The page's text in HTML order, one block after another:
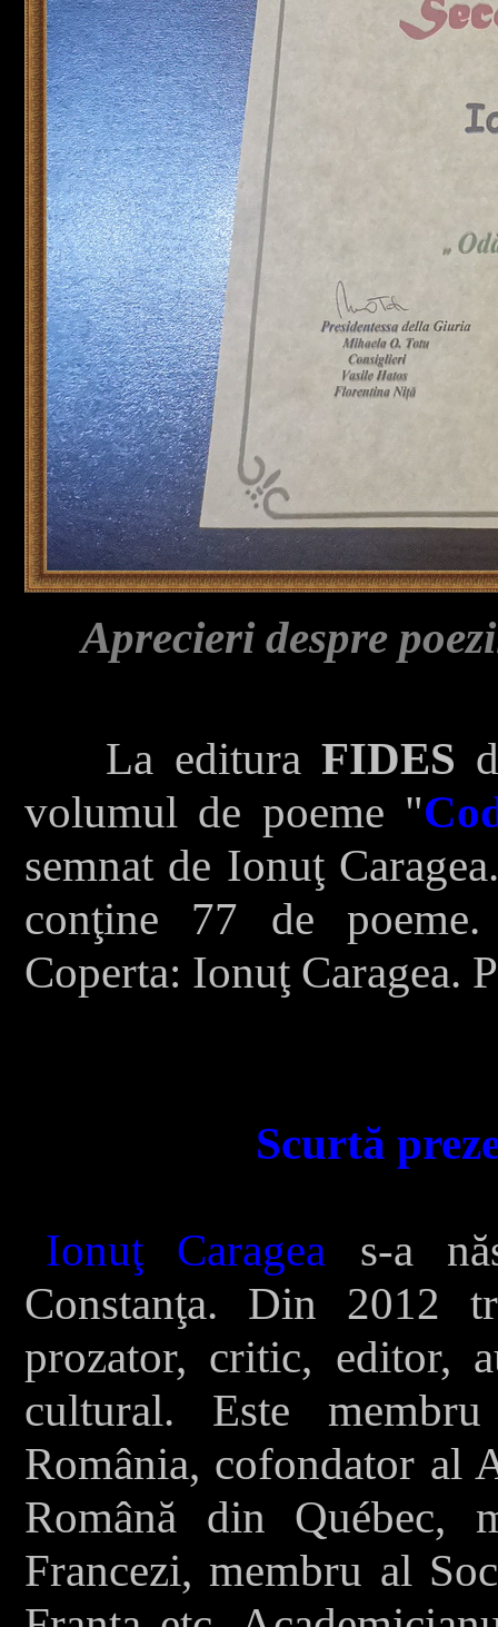
Aprecieri despre
La editura FIDES
volumul de poeme "
semnat de Ionuţ
conţine 77 de poeme.
Coperta: Ionuţ Caragea.
Scurtă
Ionuţ Caragea s-a
Constanţa. Din 2012
prozator, critic, editor,
cultural. Este
România, cofondator al
Română din Québec,
Francezi, membru al